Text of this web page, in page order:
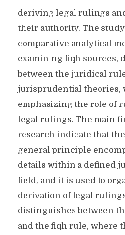
deriving legal rulings
their authority. The
comparative analytical
examining fiqh sources,
between the juridical
jurisprudential theories,
emphasizing the role of
legal rulings. The main
research indicate that
general principle
details within a defined
field, and it is used to
derivation of legal
distinguishes between
and the fiqh rule, where